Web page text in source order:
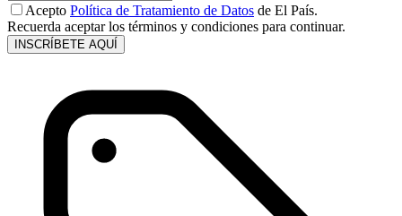
Acepto Política de Tratamiento de Datos de El País.
Recuerda aceptar los términos y condiciones para continuar.
INSCRÍBETE AQUÍ